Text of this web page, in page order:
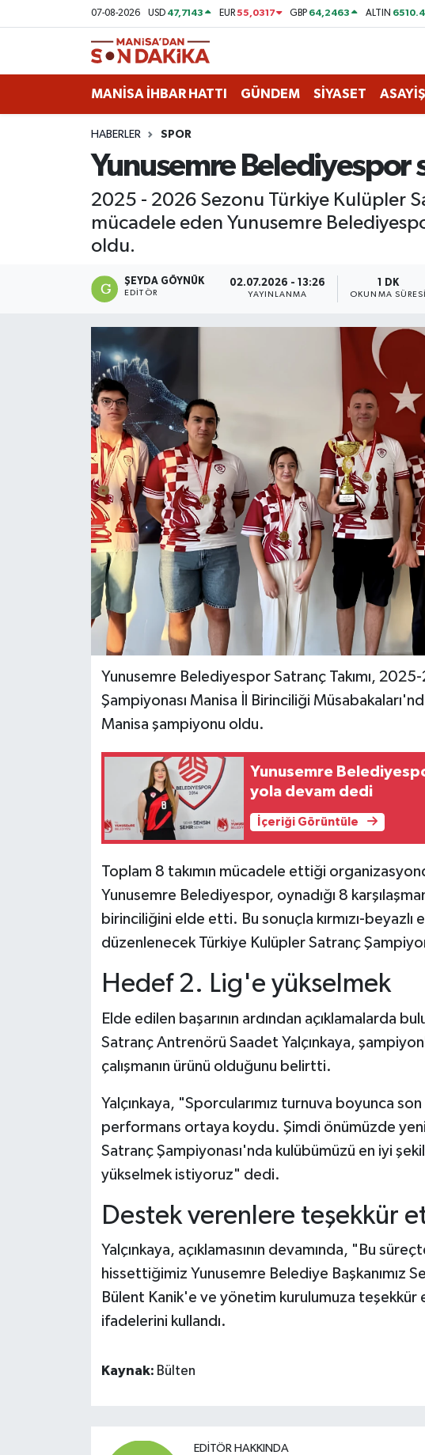
07-08-2026 USD 47,7143 EUR55,0317 GBP 64,2463 ALTIN
MANİSA İHBAR HATTI GÜNDEM SİYASET ASAYİŞ
HABERLER SPOR
Yunusemre Belediyespor
2025 - 2026 Sezonu Türkiye Kulüpler
mücadele eden Yunusemre
oldu.
ŞEYDA GÖYNÜK
EDITÖR
02.07.2026 - 13:26
YAYINLANMA
1 DK
OKUNMA SÜRESI
Yunusemre Belediyespor Satranç Takımı,
Şampiyonası Manisa İl Birinciliği
Manisa şampiyonu oldu.
Yunusemre
yola devam dedi
İçeriği Görüntüle
Toplam 8 takımın mücadele ettiği
Yunusemre Belediyespor, oynadığı 8
birinciliğini elde etti. Bu sonuçla kırmızı-
düzenlenecek Türkiye Kulüpler Satranç
Hedef 2. Lig'e yükselmek
Elde edilen başarının ardından açıklamalarda
Satranç Antrenörü Saadet Yalçınkaya,
çalışmanın ürünü olduğunu belirtti.
Yalçınkaya, "Sporcularımız turnuva boyunca
performans ortaya koydu. Şimdi önümüzde
Satranç Şampiyonası'nda kulübümüzü en iyi
yükselmek istiyoruz" dedi.
Destek verenlere teşekkür
Yalçınkaya, açıklamasının devamında, "Bu
hissettiğimiz Yunusemre Belediye Başkanımız
Bülent Kanik'e ve yönetim kurulumuza teşekkür
ifadelerini kullandı.
Kaynak: Bülten
EDITÖR HAKKINDA
GÜNDEM
KÜLTÜR-SANAT
MANİSA'DA TRAFİK
GİZLİLİK SÖZLEŞMESİ
İLETİŞİM
Hava Durumu
Trafik Durumu
Puan Durumu ve Fikstür
Son Dakika Haberleri